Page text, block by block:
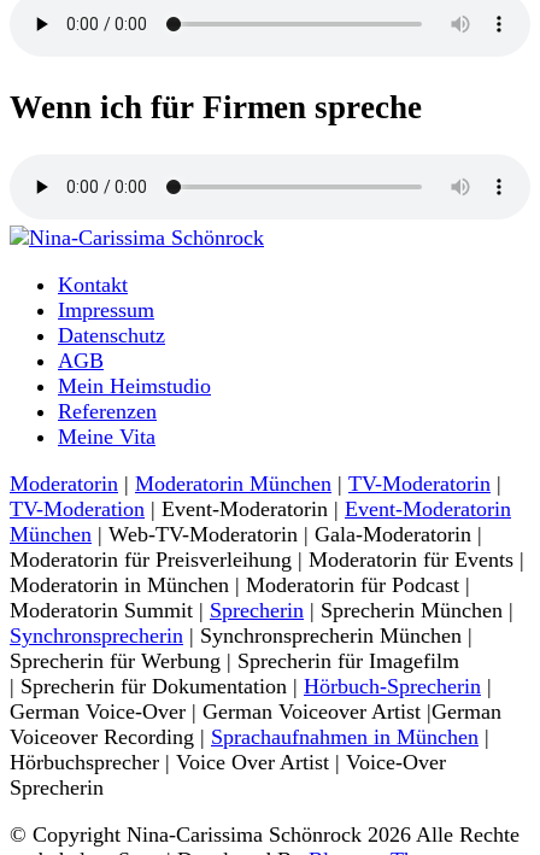
Wenn ich für Firmen spreche
Nina-Carissima Schönrock
Moderatorin und Sprecherin
Kontakt
Impressum
Datenschutz
AGB
Mein Heimstudio
Referenzen
Meine Vita
Moderatorin | Moderatorin München | TV-Moderatorin |
TV-Moderation | Event-Moderatorin | Event-Moderatorin
München | Web-TV-Moderatorin | Gala-Moderatorin |
Moderatorin für Preisverleihung | Moderatorin für Events |
Moderatorin in München | Moderatorin für Podcast |
Moderatorin Summit | Sprecherin | Sprecherin München |
Synchronsprecherin | Synchronsprecherin München |
Sprecherin für Werbung | Sprecherin für Imagefilm
| Sprecherin für Dokumentation | Hörbuch-Sprecherin |
German Voice-Over | German Voiceover Artist |German
Voiceover Recording | Sprachaufnahmen in München |
Hörbuchsprecher | Voice Over Artist | Voice-Over
Sprecherin
© Copyright Nina-Carissima Schönrock 2026 Alle Rechte